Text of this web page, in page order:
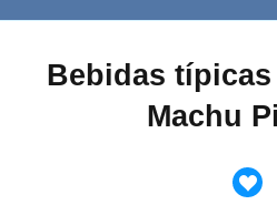
Bebidas
Machu